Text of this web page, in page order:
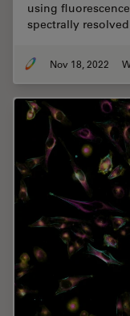
using
spectrally
Nov 18, 2022